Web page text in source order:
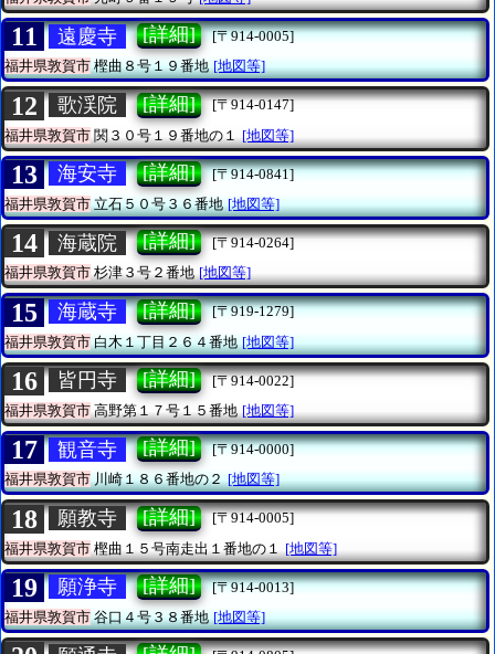
11 遠慶寺 [詳細]
[〒914-0005]
福井県敦賀市樫曲８号１９番地 [地図等]
12 歌渓院 [詳細]
[〒914-0147]
福井県敦賀市 関３０号１９番地の１ [地図等]
13 海安寺 [詳細]
[〒914-0841]
福井県敦賀市立石５０号３６番地 [地図等]
14 海蔵院 [詳細]
[〒914-0264]
福井県敦賀市杉津３号２番地 [地図等]
15 海蔵寺 [詳細]
[〒919-1279]
福井県敦賀市白木１丁目２６４番地 [地図等]
16 皆円寺 [詳細]
[〒914-0022]
福井県敦賀市 高野第１７号１５番地 [地図等]
17 観音寺 [詳細]
[〒914-0000]
福井県敦賀市川崎１８６番地の２ [地図等]
18 願教寺 [詳細]
[〒914-0005]
福井県敦賀市 樫曲１５号南走出１番地の１ [地図等]
19 願浄寺 [詳細]
[〒914-0013]
福井県敦賀市谷口４号３８番地 [地図等]